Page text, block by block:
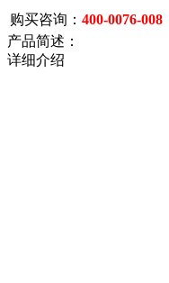
购买咨询： 400-0076-008
产品简述：
详细介绍